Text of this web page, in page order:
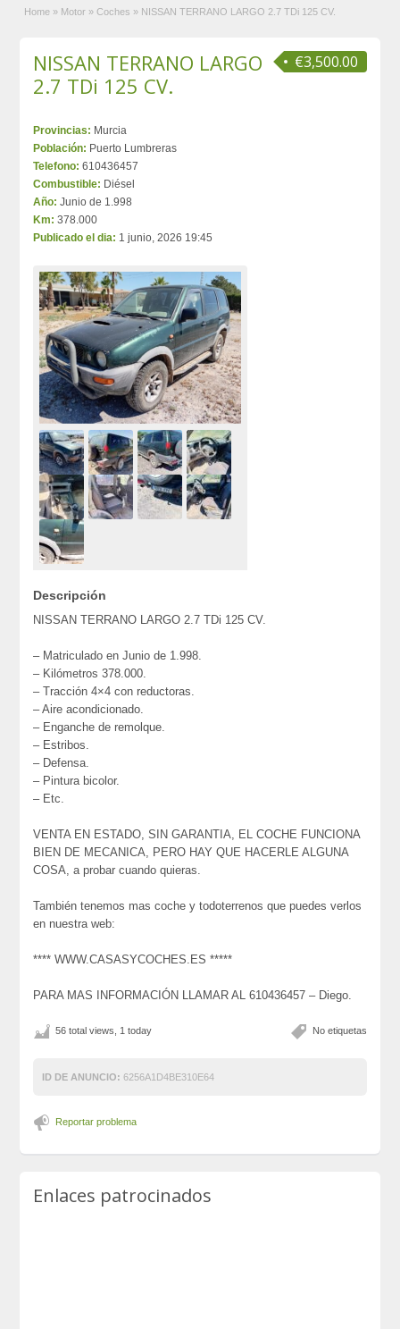
Home » Motor » Coches » NISSAN TERRANO LARGO 2.7 TDi 125 CV.
€3,500.00
NISSAN TERRANO LARGO
2.7 TDi 125 CV.
Provincias: Murcia
Población: Puerto Lumbreras
Telefono: 610436457
Combustible: Diésel
Año: Junio de 1.998
Km: 378.000
Publicado el dia: 1 junio, 2026 19:45
Descripción
NISSAN TERRANO LARGO 2.7 TDi 125 CV.
– Matriculado en Junio de 1.998.
– Kilómetros 378.000.
– Tracción 4×4 con reductoras.
– Aire acondicionado.
– Enganche de remolque.
– Estribos.
– Defensa.
– Pintura bicolor.
– Etc.
VENTA EN ESTADO, SIN GARANTIA, EL COCHE FUNCIONA
BIEN DE MECANICA, PERO HAY QUE HACERLE ALGUNA
COSA, a probar cuando quieras.
También tenemos mas coche y todoterrenos que puedes verlos
en nuestra web:
**** WWW.CASASYCOCHES.ES *****
PARA MAS INFORMACIÓN LLAMAR AL 610436457 – Diego.
No etiquetas
56 total views, 1 today
ID DE ANUNCIO: 6256A1D4BE310E64
Reportar problema
Enlaces patrocinados